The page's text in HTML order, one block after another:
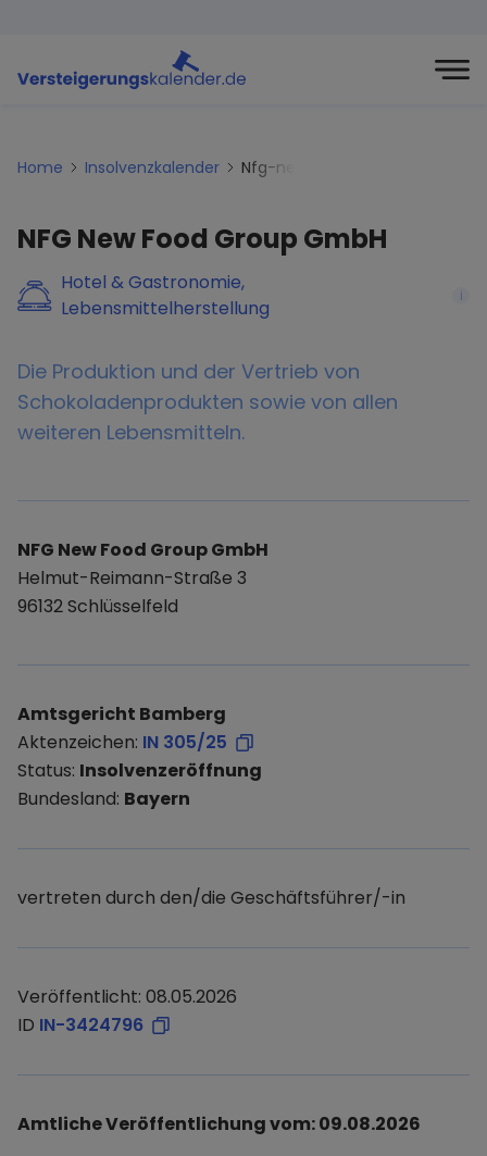
Home Insolvenzkalender Nfg-new-food-group-gmbh
NFG New Food Group GmbH
Hotel & Gastronomie,
Lebensmittelherstellung
i
Die Produktion und der Vertrieb von
Schokoladenprodukten sowie von allen
weiteren Lebensmitteln.
NFG New Food Group GmbH
Helmut-Reimann-Straße 3
96132 Schlüsselfeld
Amtsgericht Bamberg
Aktenzeichen: IN 305/25
Status: Insolvenzeröffnung
Bundesland: Bayern
vertreten durch den/die Geschäftsführer/-in
Veröffentlicht: 08.05.2026
ID IN-3424796
Amtliche Veröffentlichung vom: 09.08.2026